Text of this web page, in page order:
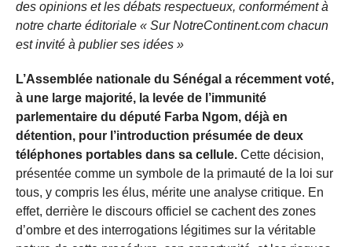
des opinions et les débats respectueux, conformément à
notre charte éditoriale « Sur NotreContinent.com chacun
est invité à publier ses idées »
L’Assemblée nationale du Sénégal a récemment voté,
à une large majorité, la levée de l’immunité
parlementaire du député Farba Ngom, déjà en
détention, pour l’introduction présumée de deux
téléphones portables dans sa cellule. Cette décision,
présentée comme un symbole de la primauté de la loi sur
tous, y compris les élus, mérite une analyse critique. En
effet, derrière le discours officiel se cachent des zones
d’ombre et des interrogations légitimes sur la véritable